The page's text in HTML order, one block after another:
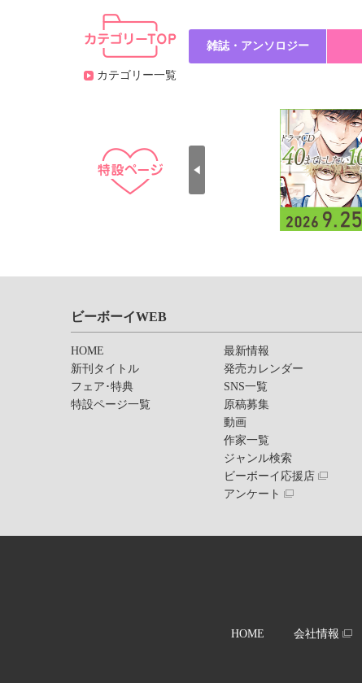
カテゴリー一覧
雑誌・アンソロジー
ビーボーイWEB
HOME
新刊タイトル
フェア･特典
特設ページ一覧
最新情報
発売カレンダー
SNS一覧
原稿募集
動画
作家一覧
ジャンル検索
ビーボーイ応援店
アンケート
HOME 会社情報